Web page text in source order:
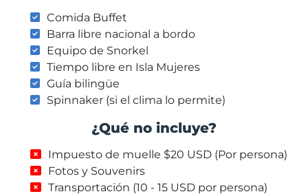
Comida Buffet
Barra libre nacional a bordo
Equipo de Snorkel
Tiempo libre en Isla Mujeres
Guía bilingüe
Spinnaker (si el clima lo permite)
¿Qué no incluye?
Impuesto de muelle $20 USD (Por persona)
Fotos y Souvenirs
Transportación (10 - 15 USD por persona)